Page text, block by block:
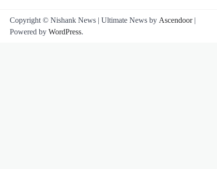
Copyright © Nishank News | Ultimate News by Ascendoor|
Powered by WordPress.